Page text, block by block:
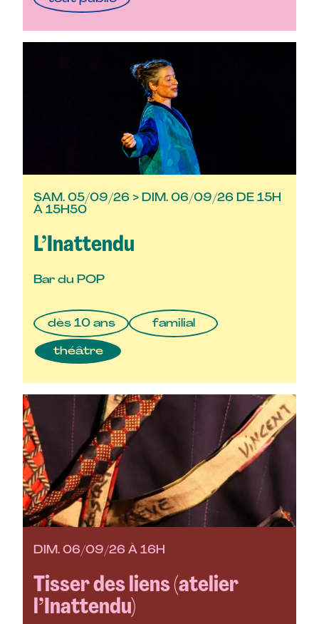
SAM. 05/09/26 > DIM. 06/09/26 DE 15H
À 15H50
L’Inattendu
Bar du POP
dès 10 ans familial
théâtre
DIM. 06/09/26 À 16H
Tisser des liens (atelier
l’Inattendu)